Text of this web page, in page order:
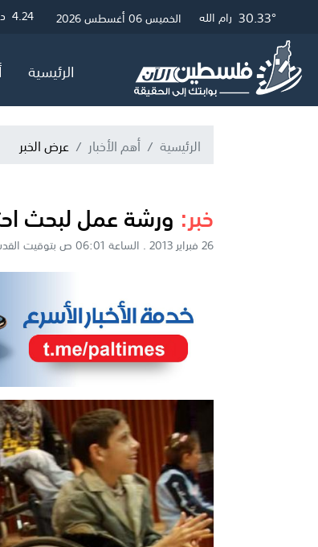
32.69° غزة 30.57° القدس 30.33° رام الله الخميس 06 أغسطس 2026 3
4.05
4.24
الرئيسية
الرئيسية أهم الأخبار عرض الخبر
خبر: ورشة عمل لبحث
26 فبراير 2013 . الساعة 06:01 ص بتوقيت القدس